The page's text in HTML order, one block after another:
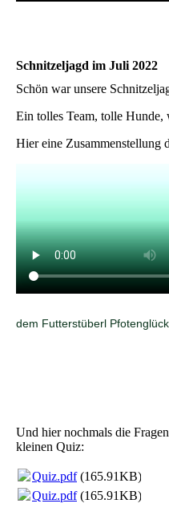
Schnitzeljagd im Juli 2022
Schön war unsere
Ein tolles Team, tolle Hunde,
Hier eine Zusammenstellung
dem Futterstüberl
Und hier nochmals die
kleinen Quiz:
Quiz.pdf(165.91KB)
Quiz.pdf(165.91KB)